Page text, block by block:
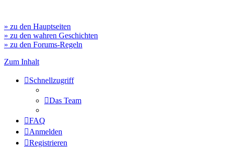
» zu den Hauptseiten
» zu den wahren Geschichten
» zu den Forums-Regeln
Zum Inhalt
Schnellzugriff
Das Team
FAQ
Anmelden
Registrieren